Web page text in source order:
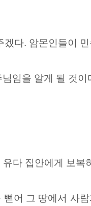
겠다. 암몬인들이
임을 알게 될 것이
다 집안에게 보
어 그 땅에서 사